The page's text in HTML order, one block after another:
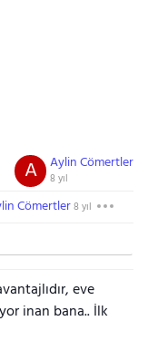
Aylin Cömertler
8 yıl
A
Cömertler8 yıl
eve
inan bana.. İlk